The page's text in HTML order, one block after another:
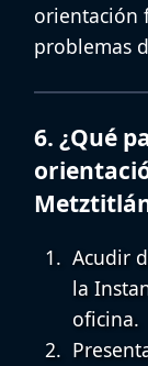
orientación
problemas
6. ¿Qué
Acudir
la
oficina.